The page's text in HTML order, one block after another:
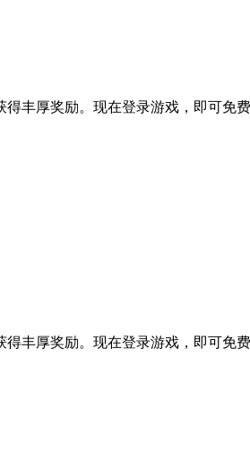
丰厚奖励。现在登录游戏，即可免
丰厚奖励。现在登录游戏，即可免